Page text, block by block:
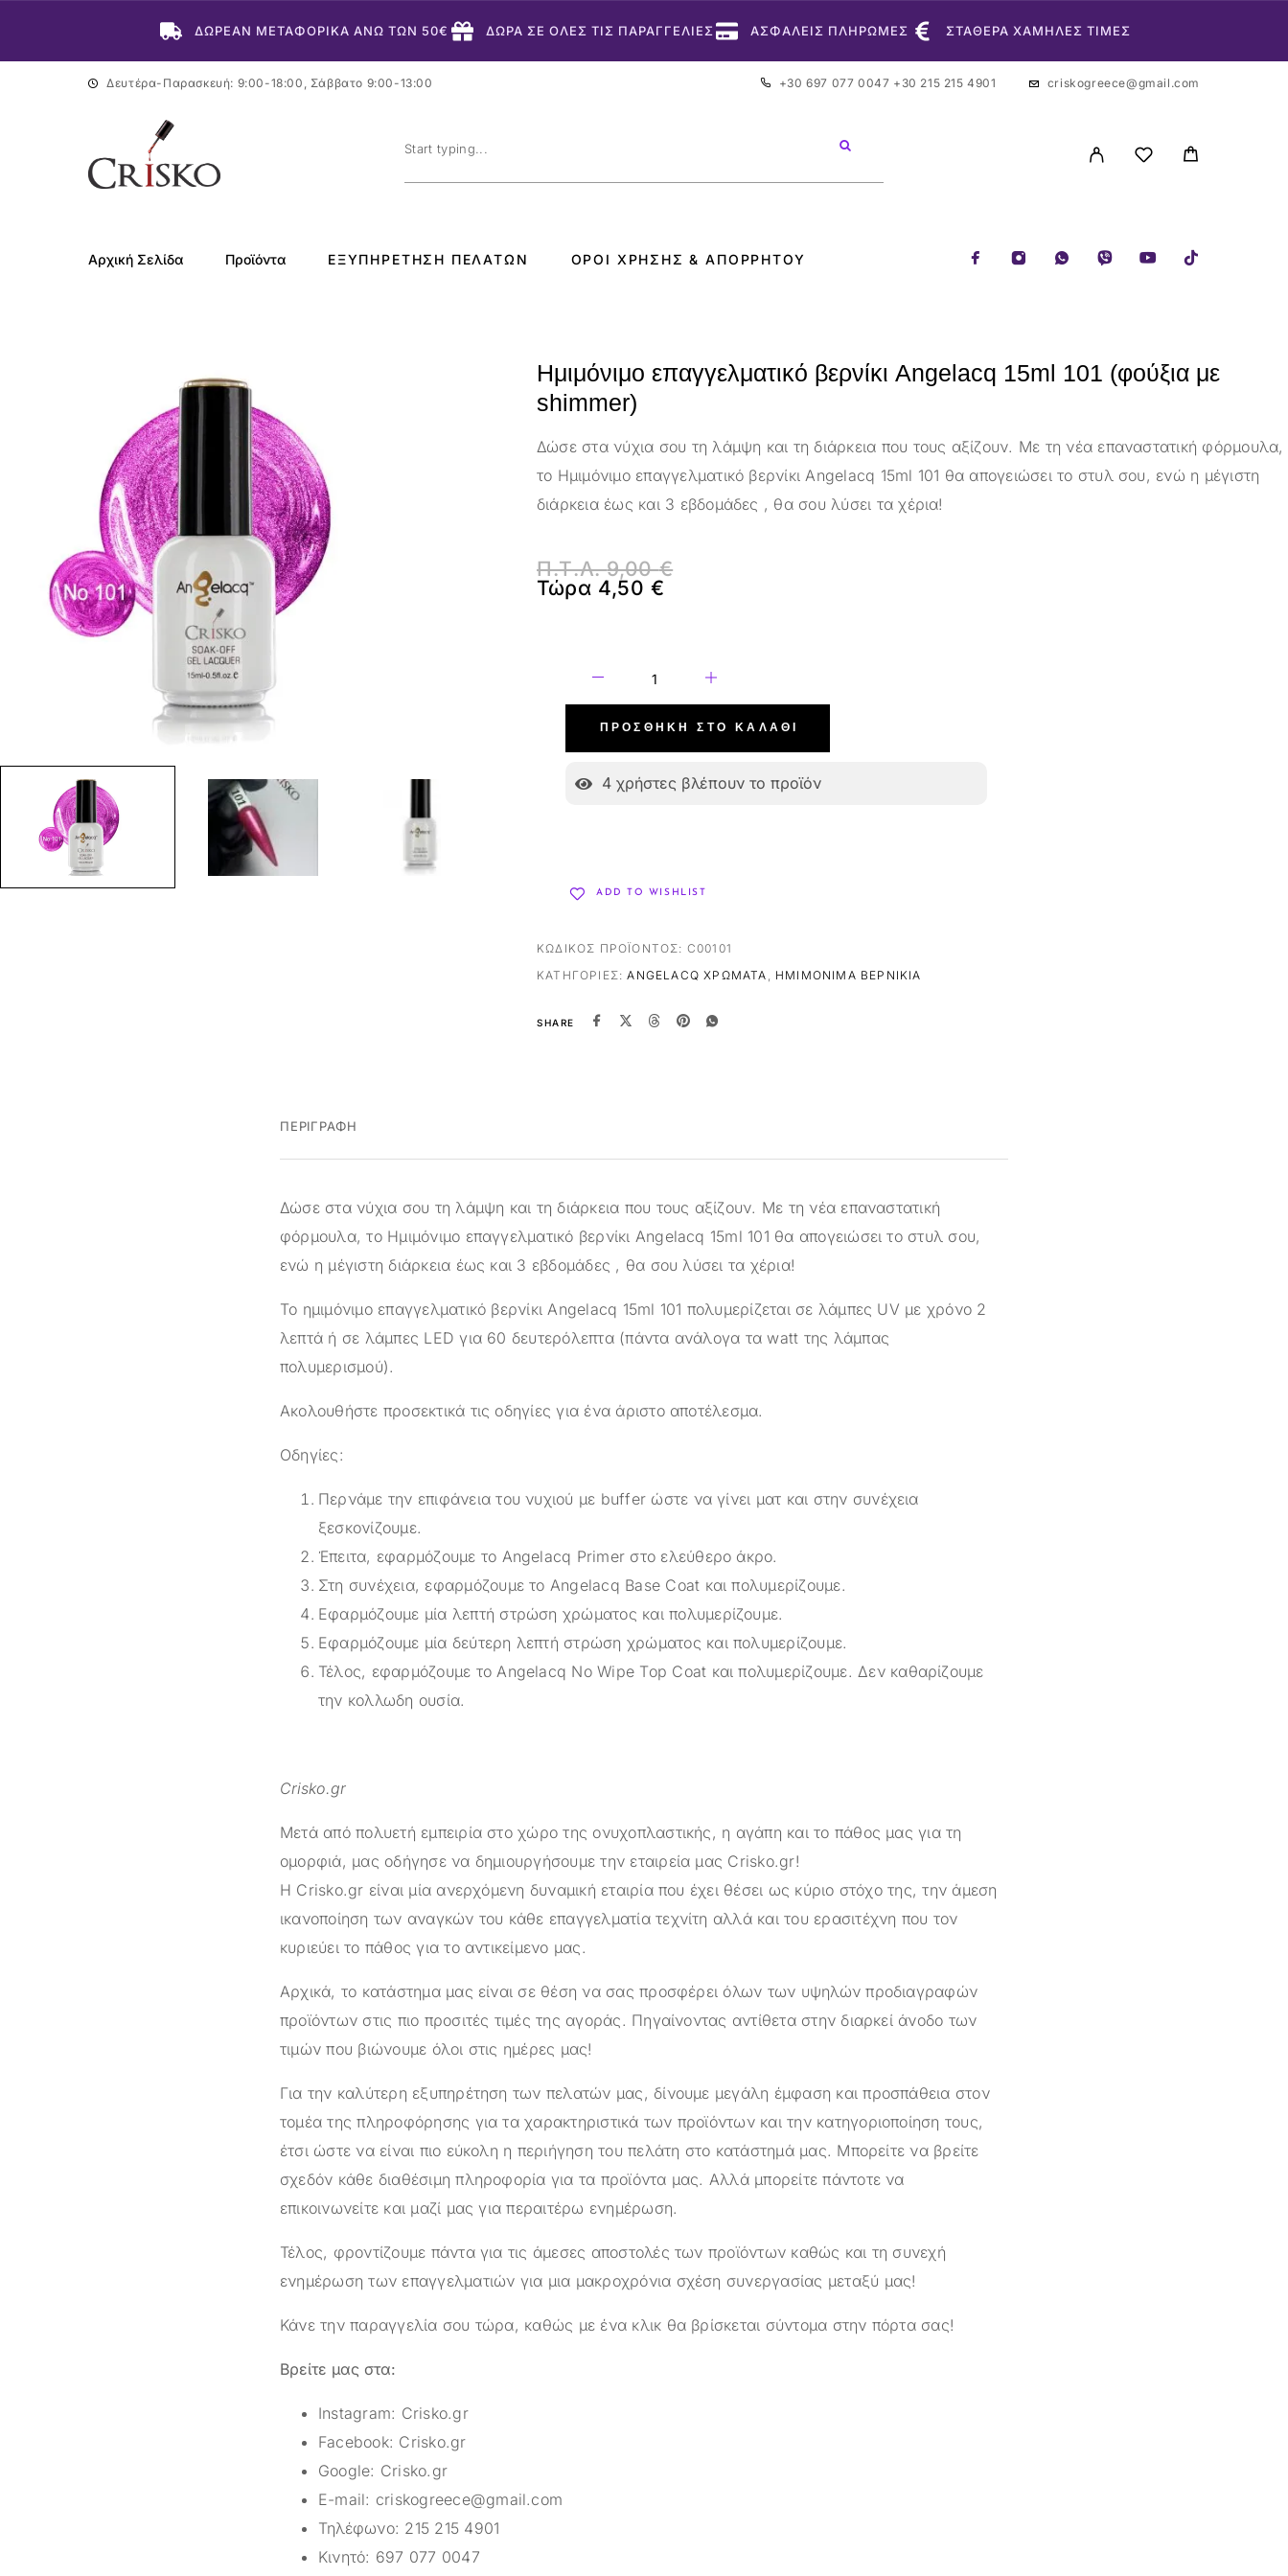
ΔΩΡΕΑΝ ΜΕΤΑΦΟΡΙΚΑ ΑΝΩ ΤΩΝ 50€ ΔΩΡΑ ΣΕ ΟΛΕΣ ΤΙΣ ΠΑΡΑΓΓΕΛΙΕΣ ΑΣΦΑΛΕΙΣ ΠΛΗΡΩΜΕΣ ΣΤΑΘΕΡΑ ΧΑΜΗΛΕΣ ΤΙΜΕΣ
Δευτέρα-Παρασκευή: 9:00-18:00, Σάββατο 9:00-13:00 +30 697 077 0047 +30 215 215 4901 criskogreece@gmail.com
Αρχική Σελίδα Προϊόντα ΕΞΥΠΗΡΈΤΗΣΗ ΠΕΛΑΤΏΝ ΌΡΟΙ ΧΡΉΣΗΣ & ΑΠΟΡΡΉΤΟΥ
Ημιμόνιμο επαγγελματικό βερνίκι Angelacq 15ml 101 (φούξια με
shimmer)
Δώσε στα νύχια σου τη λάμψη και τη διάρκεια που τους αξίζουν. Με τη νέα επαναστατική φόρμουλα,
το Ημιμόνιμο επαγγελματικό βερνίκι Angelacq 15ml 101 θα απογειώσει το στυλ σου, ενώ η μέγιστη
διάρκεια έως και 3 εβδομάδες , θα σου λύσει τα χέρια!
Π.Τ.Λ.9,00€
Τώρα 4,50€
ΠΡΟΣΘΉΚΗ ΣΤΟ ΚΑΛΆΘΙ
4 χρήστες βλέπουν το προϊόν
ADD TO WISHLIST
ΚΩΔΙΚΌΣ ΠΡΟΪΌΝΤΟΣ: C00101
ΚΑΤΗΓΟΡΊΕΣ:ANGELACQ ΧΡΏΜΑΤΑ , ΗΜΙΜΌΝΙΜΑ ΒΕΡΝΊΚΙΑ
SHARE
ΠΕΡΙΓΡΑΦΉ
Δώσε στα νύχια σου τη λάμψη και τη διάρκεια που τους αξίζουν. Με τη νέα επαναστατική
φόρμουλα, το Ημιμόνιμο επαγγελματικό βερνίκι Angelacq 15ml 101 θα απογειώσει το στυλ σου,
ενώ η μέγιστη διάρκεια έως και 3 εβδομάδες , θα σου λύσει τα χέρια!
Το ημιμόνιμο επαγγελματικό βερνίκι Angelacq 15ml 101 πολυμερίζεται σε λάμπες UV με χρόνο 2
λεπτά ή σε λάμπες LED για 60 δευτερόλεπτα (πάντα ανάλογα τα watt της λάμπας
πολυμερισμού).
Ακολουθήστε προσεκτικά τις οδηγίες για ένα άριστο αποτέλεσμα.
Οδηγίες:
Περνάμε την επιφάνεια του νυχιού με buffer ώστε να γίνει ματ και στην συνέχεια
ξεσκονίζουμε.
Έπειτα, εφαρμόζουμε το Angelacq Primer στο ελεύθερο άκρο.
Στη συνέχεια, εφαρμόζουμε το Angelacq Base Coat και πολυμερίζουμε.
Εφαρμόζουμε μία λεπτή στρώση χρώματος και πολυμερίζουμε.
Εφαρμόζουμε μία δεύτερη λεπτή στρώση χρώματος και πολυμερίζουμε.
Τέλος, εφαρμόζουμε το Angelacq Νο Wipe Top Coat και πολυμερίζουμε. Δεν καθαρίζουμε
την κολλωδη ουσία.
Crisko.gr
Μετά από πολυετή εμπειρία στο χώρο της ονυχοπλαστικής, η αγάπη και το πάθος μας για τη
ομορφιά, μας οδήγησε να δημιουργήσουμε την εταιρεία μας Crisko.gr!
Η Crisko.gr είναι μία ανερχόμενη δυναμική εταιρία που έχει θέσει ως κύριο στόχο της, την άμεση
ικανοποίηση των αναγκών του κάθε επαγγελματία τεχνίτη αλλά και του ερασιτέχνη που τον
κυριεύει το πάθος για το αντικείμενο μας.
Αρχικά, το κατάστημα μας είναι σε θέση να σας προσφέρει όλων των υψηλών προδιαγραφών
προϊόντων στις πιο προσιτές τιμές της αγοράς. Πηγαίνοντας αντίθετα στην διαρκεί άνοδο των
τιμών που βιώνουμε όλοι στις ημέρες μας!
Για την καλύτερη εξυπηρέτηση των πελατών μας, δίνουμε μεγάλη έμφαση και προσπάθεια στον
τομέα της πληροφόρησης για τα χαρακτηριστικά των προϊόντων και την κατηγοριοποίηση τους,
έτσι ώστε να είναι πιο εύκολη η περιήγηση του πελάτη στο κατάστημά μας. Μπορείτε να βρείτε
σχεδόν κάθε διαθέσιμη πληροφορία για τα προϊόντα μας. Αλλά μπορείτε πάντοτε να
επικοινωνείτε και μαζί μας για περαιτέρω ενημέρωση.
Τέλος, φροντίζουμε πάντα για τις άμεσες αποστολές των προϊόντων καθώς και τη συνεχή
ενημέρωση των επαγγελματιών για μια μακροχρόνια σχέση συνεργασίας μεταξύ μας!
Κάνε την παραγγελία σου τώρα, καθώς με ένα κλικ θα βρίσκεται σύντομα στην πόρτα σας!
Βρείτε μας στα:
Instagram: Crisko.gr
Facebook: Crisko.gr
Google: Crisko.gr
E-mail: criskogreece@gmail.com
Τηλέφωνο: 215 215 4901
Κινητό: 697 077 0047